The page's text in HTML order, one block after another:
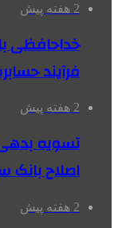
2 هفته پیش
خداحافظی
فرآیند
2 هفته پیش
اصلاح بانک
2 هفته پیش